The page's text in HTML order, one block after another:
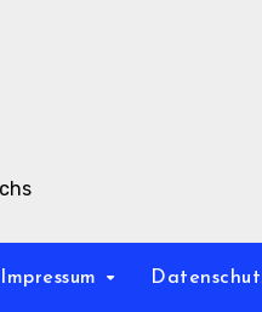
Impressum